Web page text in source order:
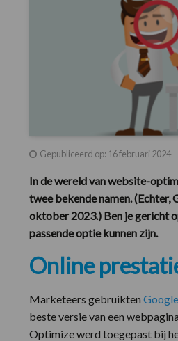
Gepubliceerd op: 16 februari 2024
In de wereld van website-
twee bekende namen.
oktober 2023.) Ben je gericht
passende optie kunnen zijn.
Online
Marketeers gebruikten
beste versie van een
Optimize werd toegepast bij